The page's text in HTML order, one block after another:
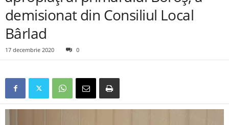
demisionat din Consiliul Local
Bârlad
17 decembrie 2020 0